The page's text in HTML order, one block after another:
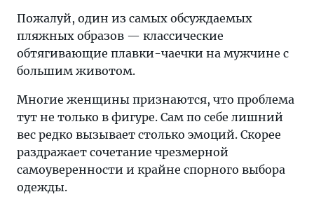
Пожалуй, один из самых обсуждаемых
пляжных образов — классические
обтягивающие плавки-чаечки на мужчине с
большим животом.
Многие женщины признаются, что проблема
тут не только в фигуре. Сам по себе лишний
вес редко вызывает столько эмоций. Скорее
раздражает сочетание чрезмерной
самоуверенности и крайне спорного выбора
одежды.